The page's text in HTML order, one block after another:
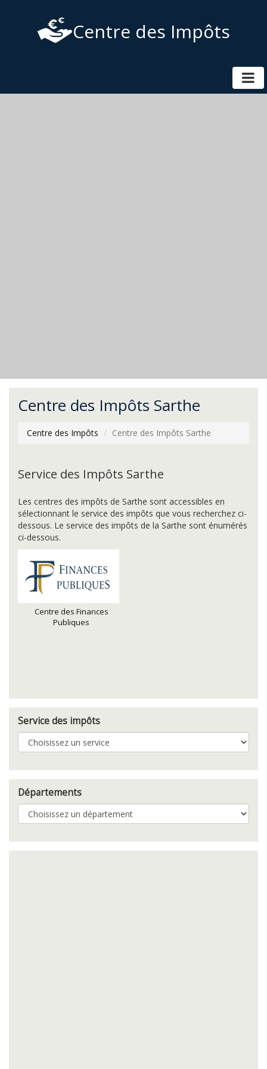
Centre des Impôts
Centre des Impôts Sarthe
Centre des Impôts Centre des Impôts Sarthe
Service des Impôts Sarthe
Les centres des impôts de Sarthe sont accessibles en
sélectionnant le service des impôts que vous recherchez ci-
dessous. Le service des impôts de la Sarthe sont énumérés
ci-dessous.
Centre des Finances
Publiques
Service des impôts
Départements